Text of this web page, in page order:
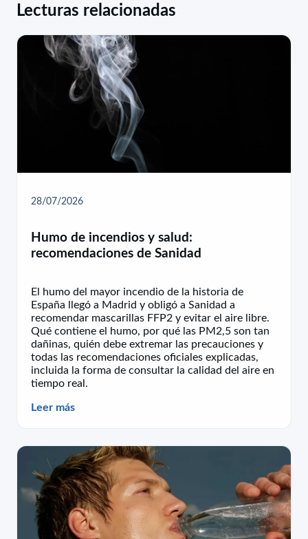
Lecturas relacionadas
28/07/2026
Humo de incendios y salud:
recomendaciones de Sanidad
El humo del mayor incendio de la historia de
España llegó a Madrid y obligó a Sanidad a
recomendar mascarillas FFP2 y evitar el aire libre.
Qué contiene el humo, por qué las PM2,5 son tan
dañinas, quién debe extremar las precauciones y
todas las recomendaciones oficiales explicadas,
incluida la forma de consultar la calidad del aire en
tiempo real.
Leer más